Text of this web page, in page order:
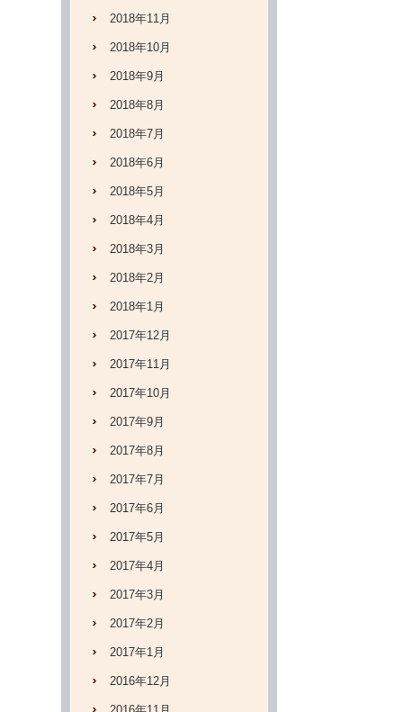
2018年11月
2018年10月
2018年9月
2018年8月
2018年7月
2018年6月
2018年5月
2018年4月
2018年3月
2018年2月
2018年1月
2017年12月
2017年11月
2017年10月
2017年9月
2017年8月
2017年7月
2017年6月
2017年5月
2017年4月
2017年3月
2017年2月
2017年1月
2016年12月